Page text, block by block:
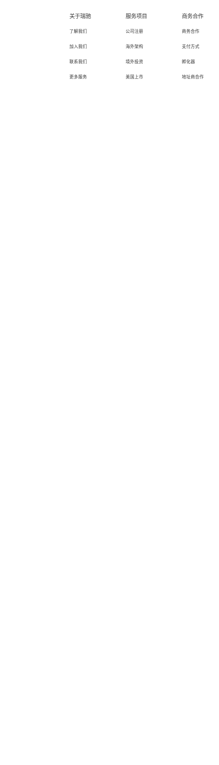
关于瑞驰
了解我们
加入我们
联系我们
更多服务
服务项目
公司注册
海外架构
境外投资
美国上市
商务合作
商务合作
支付方式
孵化器
地址商合作